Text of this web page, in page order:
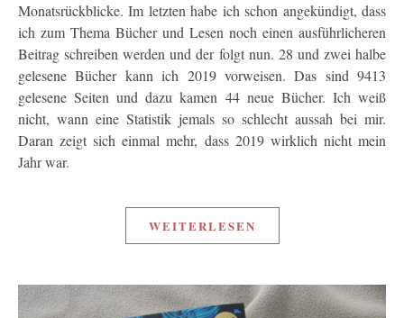
Monatsrückblicke. Im letzten habe ich schon angekündigt, dass
ich zum Thema Bücher und Lesen noch einen ausführlicheren
Beitrag schreiben werden und der folgt nun. 28 und zwei halbe
gelesene Bücher kann ich 2019 vorweisen. Das sind 9413
gelesene Seiten und dazu kamen 44 neue Bücher. Ich weiß
nicht, wann eine Statistik jemals so schlecht aussah bei mir.
Daran zeigt sich einmal mehr, dass 2019 wirklich nicht mein
Jahr war.
WEITERLESEN